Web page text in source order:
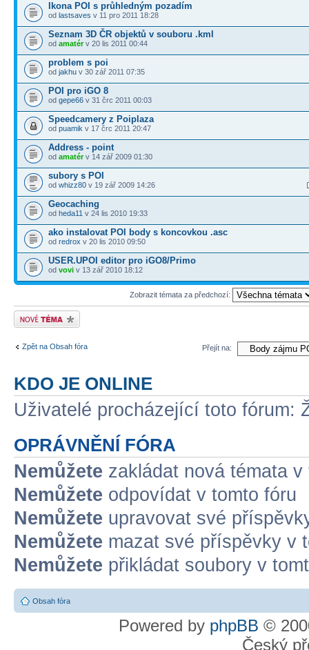
Ikona POI s průhledným pozadím
od lastsaves v 11 pro 2011 18:28
Seznam 3D ČR objektů v souboru .kml
od amatérv 20 lis 2011 00:44
problem s poi
od jakhu v 30 zář 2011 07:35
POI pro iGO 8
od gepe66 v 31 črc 2011 00:03
Speedcamery z Poiplaza
od puamik v 17 črc 2011 20:47
Address - point
od amatérv 14 zář 2009 01:30
subory s POI
od whizz80 v 19 zář 2009 14:26
Geocaching
od heda11 v 24 lis 2010 19:33
ako instalovat POI body s koncovkou .asc
od redrox v 20 lis 2010 09:50
USER.UPOI editor pro iGO8/Primo
od vovi v 13 zář 2010 18:12
Zobrazit témata za předchozí:
Odeslat nové téma
Zpět na Obsah fóra Přejít na:
KDO JE ONLINE
Uživatelé procházející toto fórum:
OPRÁVNĚNÍ FÓRA
Nemůžete zakládat nová témata v
Nemůžete odpovídat v tomto fóru
Nemůžete upravovat své
Nemůžete mazat své příspěvky v
Nemůžete přikládat soubory v
Obsah fóra
Powered by phpBB ©
Český